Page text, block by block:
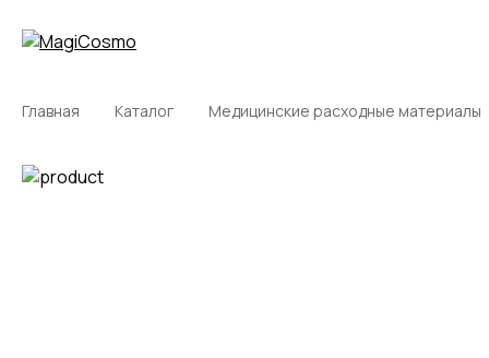
Главная Каталог Медицинские расходные материалы